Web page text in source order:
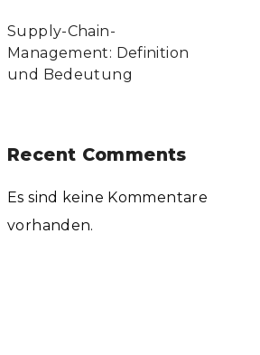
Supply-Chain-
Management: Definition
und Bedeutung
Recent Comments
Es sind keine Kommentare
vorhanden.